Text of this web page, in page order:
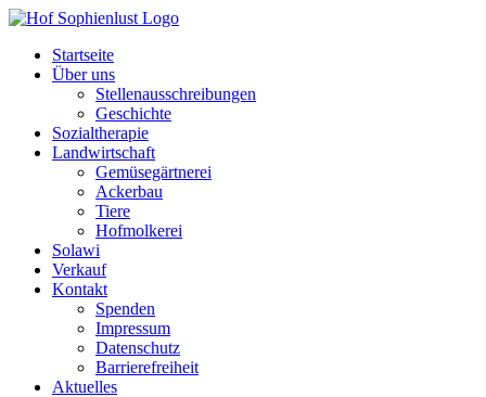
Skip
contentStartseite
Über uns
Stellenausschreibungen
Geschichte
Sozialtherapie
Landwirtschaft
Gemüsegärtnerei
Ackerbau
Tiere
Hofmolkerei
Solawi
Verkauf
Kontakt
Spenden
Impressum
Datenschutz
Barrierefreiheit
Aktuelles